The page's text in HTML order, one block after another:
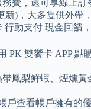
費，還可享線上
新)，大多隻供外帶
動支付 現金回饋，
PK 雙饗卡 APP 點
帶鳳梨鮮蝦、煙燻
戶查看帳戶擁有的優